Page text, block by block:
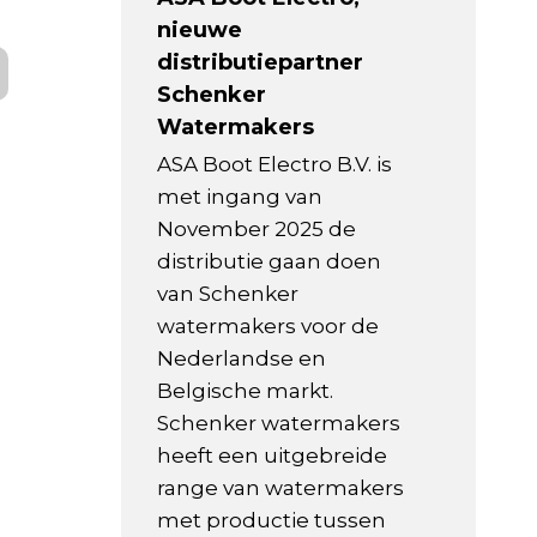
nieuwe
distributiepartner
Schenker
Watermakers
ASA Boot Electro B.V. is
met ingang van
November 2025 de
distributie gaan doen
van Schenker
watermakers voor de
Nederlandse en
Belgische markt.
Schenker watermakers
heeft een uitgebreide
range van watermakers
met productie tussen